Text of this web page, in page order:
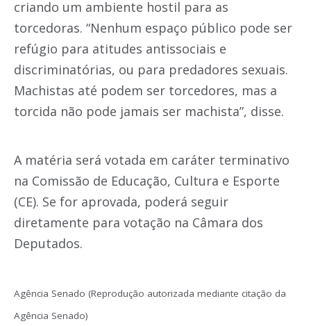
criando um ambiente hostil para as
torcedoras. “Nenhum espaço público pode ser
refúgio para atitudes antissociais e
discriminatórias, ou para predadores sexuais.
Machistas até podem ser torcedores, mas a
torcida não pode jamais ser machista”, disse.
A matéria será votada em caráter terminativo
na Comissão de Educação, Cultura e Esporte
(CE). Se for aprovada, poderá seguir
diretamente para votação na Câmara dos
Deputados.
Agência Senado (Reprodução autorizada mediante citação da
Agência Senado)